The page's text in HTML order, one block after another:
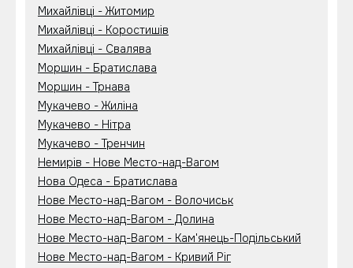
Михайлівці - Житомир
Михайлівці - Коростишів
Михайлівці - Свалява
Моршин - Братислава
Моршин - Трнава
Мукачево - Жиліна
Мукачево - Нітра
Мукачево - Тренчин
Немирів - Нове Место-над-Вагом
Нова Одеса - Братислава
Нове Место-над-Вагом - Волочиськ
Нове Место-над-Вагом - Долина
Нове Место-над-Вагом - Кам'янець-Подільський
Нове Место-над-Вагом - Кривий Ріг